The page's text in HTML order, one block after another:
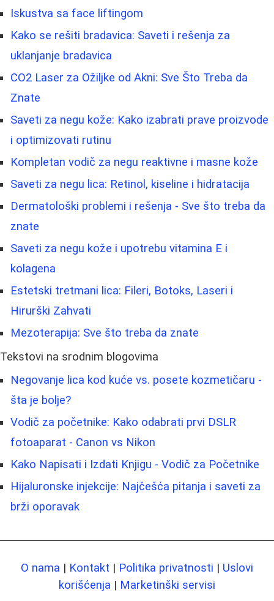
Iskustva sa face liftingom
Kako se rešiti bradavica: Saveti i rešenja za
uklanjanje bradavica
CO2 Laser za Ožiljke od Akni: Sve Što Treba da
Znate
Saveti za negu kože: Kako izabrati prave proizvode
i optimizovati rutinu
Kompletan vodič za negu reaktivne i masne kože
Saveti za negu lica: Retinol, kiseline i hidratacija
Dermatološki problemi i rešenja - Sve što treba da
znate
Saveti za negu kože i upotrebu vitamina E i
kolagena
Estetski tretmani lica: Fileri, Botoks, Laseri i
Hirurški Zahvati
Mezoterapija: Sve što treba da znate
Tekstovi na srodnim blogovima
Negovanje lica kod kuće vs. posete kozmetičaru -
šta je bolje?
Vodič za početnike: Kako odabrati prvi DSLR
fotoaparat - Canon vs Nikon
Kako Napisati i Izdati Knjigu - Vodič za Početnike
Hijaluronske injekcije: Najčešća pitanja i saveti za
brži oporavak
O nama | Kontakt | Politika privatnosti | Uslovi
korišćenja | Marketinški servisi